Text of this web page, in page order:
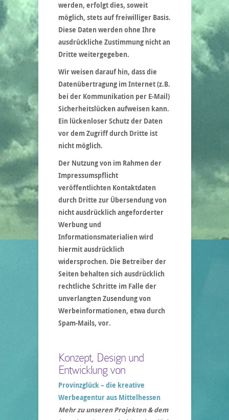
werden, erfolgt dies, soweit
möglich, stets auf freiwilliger Basis.
Diese Daten werden ohne Ihre
ausdrückliche Zustimmung nicht an
Dritte weitergegeben.
Wir weisen darauf hin, dass die
Datenübertragung im Internet (z.B.
bei der Kommunikation per E-Mail)
Sicherheitslücken aufweisen kann.
Ein lückenloser Schutz der Daten
vor dem Zugriff durch Dritte ist
nicht möglich.
Der Nutzung von im Rahmen der
Impressumspflicht
veröffentlichten Kontaktdaten
durch Dritte zur Übersendung von
nicht ausdrücklich angeforderter
Werbung und
Informationsmaterialien wird
hiermit ausdrücklich
widersprochen. Die Betreiber der
Seiten behalten sich ausdrücklich
rechtliche Schritte im Falle der
unverlangten Zusendung von
Werbeinformationen, etwa durch
Spam-Mails, vor.
Konzept, Design und
Entwicklung von
Provinzglück – die kreative
Werbeagentur aus Mittelhessen
Mehr zu unseren Projekten & dem